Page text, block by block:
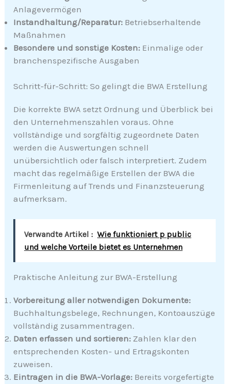
Anlagevermögen
Instandhaltung/Reparatur: Betriebserhaltende
Maßnahmen
Besondere und sonstige Kosten: Einmalige oder
branchenspezifische Ausgaben
Schritt-für-Schritt: So gelingt die BWA Erstellung
Die korrekte BWA setzt Ordnung und Überblick bei
den Unternehmenszahlen voraus. Ohne
vollständige und sorgfältig zugeordnete Daten
werden die Auswertungen schnell
unübersichtlich oder falsch interpretiert. Zudem
macht das regelmäßige Erstellen der BWA die
Firmenleitung auf Trends und Finanzsteuerung
aufmerksam.
Verwandte Artikel : Wie funktioniert p public
und welche Vorteile bietet es Unternehmen
Praktische Anleitung zur BWA-Erstellung
Vorbereitung aller notwendigen Dokumente:
Buchhaltungsbelege, Rechnungen, Kontoauszüge
vollständig zusammentragen.
Daten erfassen und sortieren: Zahlen klar den
entsprechenden Kosten- und Ertragskonten
zuweisen.
Eintragen in die BWA-Vorlage: Bereits vorgefertigte